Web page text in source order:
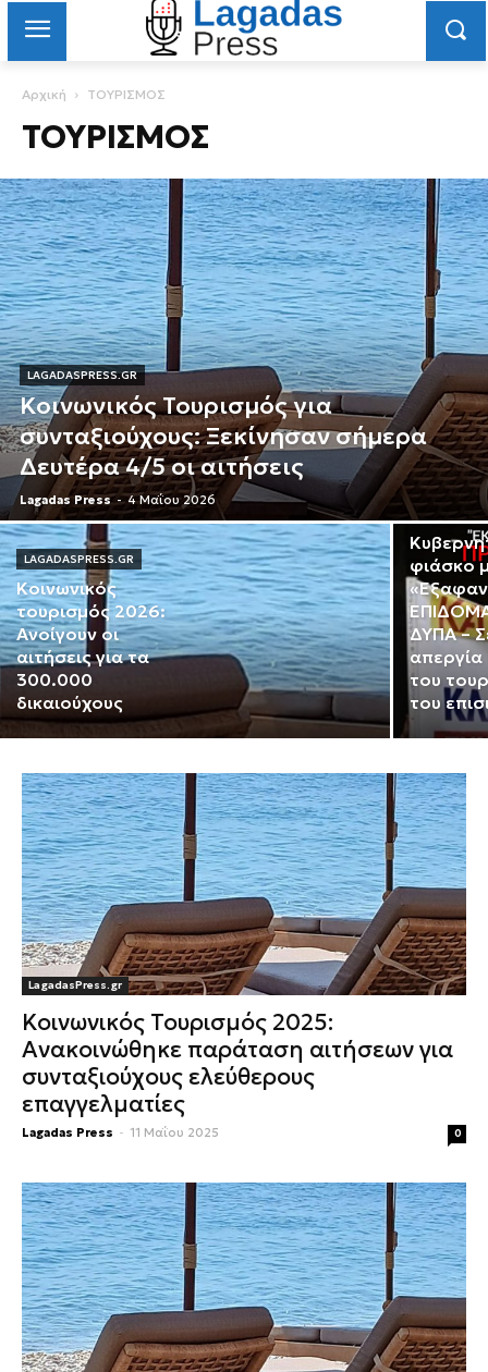
Αρχική ΤΟΥΡΙΣΜΟΣ
ΤΟΥΡΙΣΜΟΣ
LAGADASPRESS.GR
Κοινωνικός Τουρισμός για
συνταξιούχους: Ξεκίνησαν σήμερα
Δευτέρα 4/5 οι αιτήσεις
Lagadas Press - 4 Μαΐου 2026
LAGADASPRESS.GR
Κοινωνικός
τουρισμός 2026:
Ανοίγουν οι
αιτήσεις για τα
300.000
δικαιούχους
φιάσκο
ΔΥΠΑ –
του
του
LagadasPress.gr
Κοινωνικός Τουρισμός 2025:
Ανακοινώθηκε παράταση αιτήσεων για
συνταξιούχους ελεύθερους
επαγγελματίες
Lagadas Press - 11 Μαΐου 2025 0